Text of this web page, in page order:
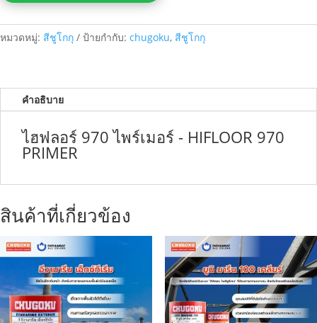
หมวดหมู่: สีชูโกกุ ป้ายกำกับ: chugoku, สีชูโกกุ
คำอธิบาย
ไฮฟลอร์ 970 ไพร์เมอร์ - HIFLOOR 970
PRIMER
สินค้าที่เกี่ยวข้อง